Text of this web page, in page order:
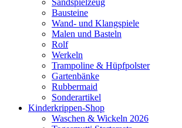
Sandspielzeug
Bausteine
Wand- und Klangspiele
Malen und Basteln
Rolf
Werkeln
Trampoline & Hüpfpolster
Gartenbänke
Rubbermaid
Sonderartikel
Kinderkrippen-Shop
Waschen & Wickeln 2026